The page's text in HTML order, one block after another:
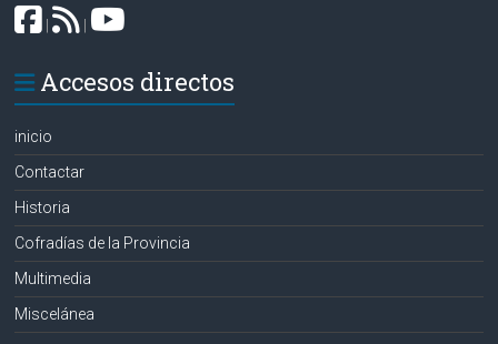
|
Accesos directos
inicio
Contactar
Historia
Cofradías de la Provincia
Multimedia
Miscelánea